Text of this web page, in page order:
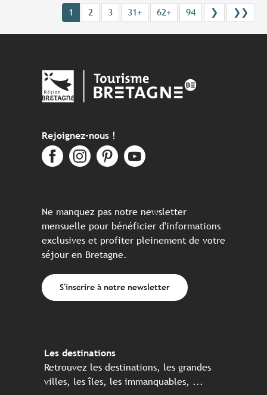
1 2 3 31+ 62+ 94 ❯ ❯❯
Rejoignez-nous !
Ne manquez pas notre newsletter
mensuelle pour bénéficier d'informations
exclusives et profiter pleinement de votre
séjour en Bretagne.
S'inscrire à notre newsletter
Les destinations
Retrouvez les destinations, les grandes
villes, les îles, les immanquables, ...